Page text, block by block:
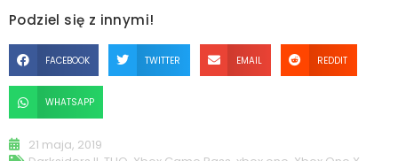
Podziel się z innymi!
FACEBOOK TWITTER EMAIL REDDIT
WHATSAPP
21 maja, 2019